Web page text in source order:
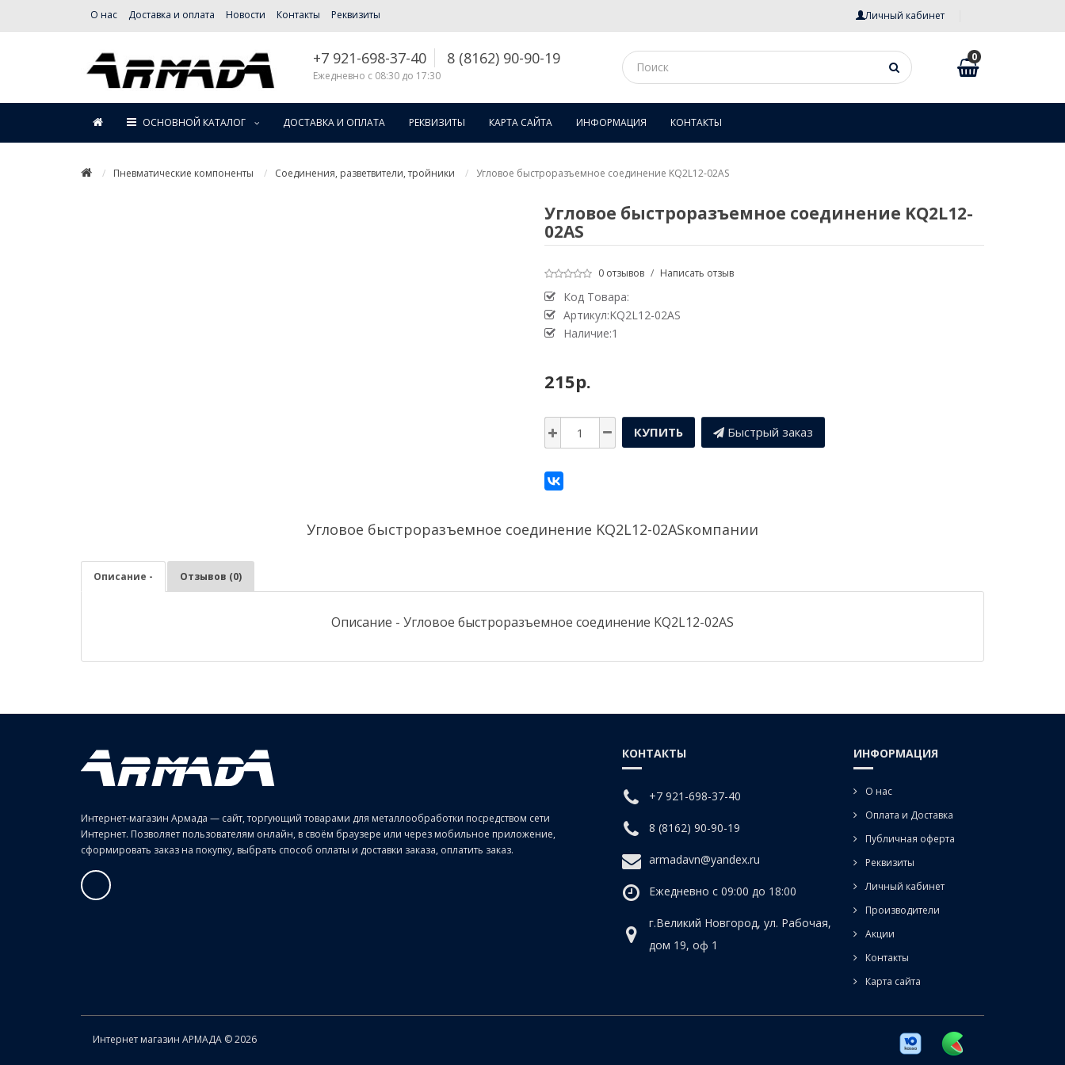
О нас Доставка и оплата Новости Контакты Реквизиты Личный кабинет
+7 921-698-37-40 8 (8162) 90-90-19
Ежедневно с 08:30 до 17:30
0
ОСНОВНОЙ КАТАЛОГ ДОСТАВКА И ОПЛАТА РЕКВИЗИТЫ КАРТА САЙТА ИНФОРМАЦИЯ КОНТАКТЫ
Пневматические компоненты Соединения, разветвители, тройники Угловое быстроразъемное соединение KQ2L12-02AS
Угловое быстроразъемное соединение KQ2L12-
02AS
0 отзывов / Написать отзыв
Код Товара:
Артикул:KQ2L12-02AS
Наличие:1
215р.
КУПИТЬ Быстрый заказ
Угловое быстроразъемное соединение KQ2L12-02ASкомпании
Описание - Отзывов (0)
Описание - Угловое быстроразъемное соединение KQ2L12-02AS
Интернет-магазин Армада — сайт, торгующий товарами для металлообработки посредством сети
Интернет. Позволяет пользователям онлайн, в своём браузере или через мобильное приложение,
сформировать заказ на покупку, выбрать способ оплаты и доставки заказа, оплатить заказ.
КОНТАКТЫ
+7 921-698-37-40
8 (8162) 90-90-19
armadavn@yandex.ru
Ежедневно с 09:00 до 18:00
г.Великий Новгород, ул. Рабочая,
дом 19, оф 1
ИНФОРМАЦИЯ
О нас
Оплата и Доставка
Публичная оферта
Реквизиты
Личный кабинет
Производители
Акции
Контакты
Карта сайта
Интернет магазин АРМАДА © 2026